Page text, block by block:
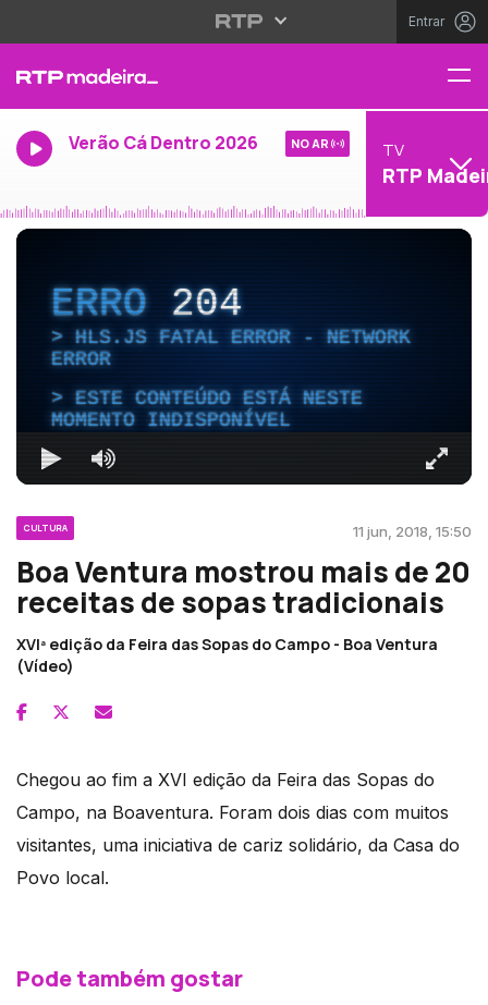
Entrar
Verão Cá Dentro 2026 NO AR TV
RTP
ERRO204
HLS.JS FATAL ERROR - NETWORK
ERROR
ESTE CONTEÚDO ESTÁ NESTE
MOMENTO INDISPONÍVEL
CULTURA 11 jun, 2018, 15:50
Boa Ventura mostrou mais de 20
receitas de sopas tradicionais
XVIª edição da Feira das Sopas do Campo - Boa Ventura
(Vídeo)
Chegou ao fim a XVI edição da Feira das Sopas do
Campo, na Boaventura. Foram dois dias com muitos
visitantes, uma iniciativa de cariz solidário, da Casa do
Povo local.
Pode também gostar